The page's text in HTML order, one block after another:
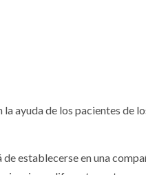
ayuda de los pacientes de
de establecerse en una